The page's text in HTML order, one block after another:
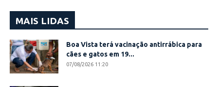
MAIS LIDAS
Boa Vista terá vacinação antirrábica para
cães e gatos em 19...
07/08/2026 11:20